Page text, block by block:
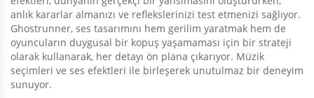
anlık kararlar almanızı ve reflekslerinizi test etmenizi sağlıyor.
Ghostrunner, ses tasarımını hem gerilim yaratmak hem de
oyuncuların duygusal bir kopuş yaşamaması için bir strateji
olarak kullanarak, her detayı ön plana çıkarıyor. Müzik
seçimleri ve ses efektleri ile birleşerek unutulmaz bir deneyim
sunuyor.